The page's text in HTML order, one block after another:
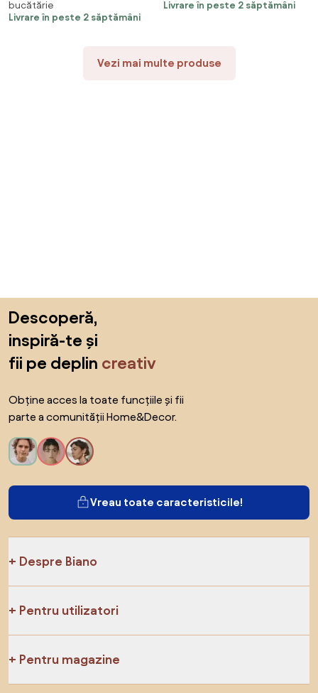
bucătărie
Livrare în peste 2 săptămâni
Livrare în peste 2 săptămâni
Vezi mai multe produse
Descoperă,
inspiră-te și
fii pe deplin creativ
Obține acces la toate funcțiile și fii
parte a comunității Home&Decor.
Vreau toate caracteristicile!
Despre Biano
Pentru utilizatori
Pentru magazine